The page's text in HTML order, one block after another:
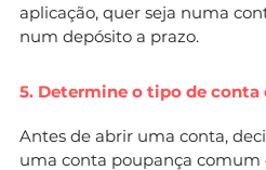
aplicação, quer seja numa
num depósito a prazo.
5. Determine o tipo de conta
Antes de abrir uma conta,
uma conta poupança